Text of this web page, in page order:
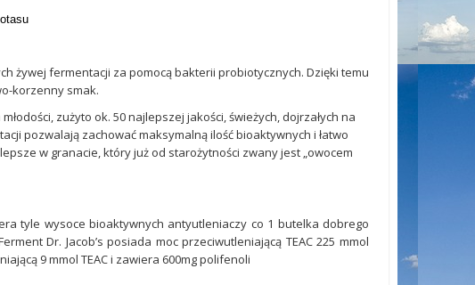
żywej fermentacji za pomocą bakterii probiotycznych. Dzięki temu
korzenny smak.
zużyto ok. 50 najlepszej jakości, świeżych, dojrzałych na
pozwalają zachować maksymalną ilość bioaktywnych i łatwo
w granacie, który już od starożytności zwany jest „owocem
tyle wysoce bioaktywnych antyutleniaczy co 1 butelka dobrego
Dr. Jacob’s posiada moc przeciwutleniającą TEAC 225 mmol
9 mmol TEAC i zawiera 600mg polifenoli